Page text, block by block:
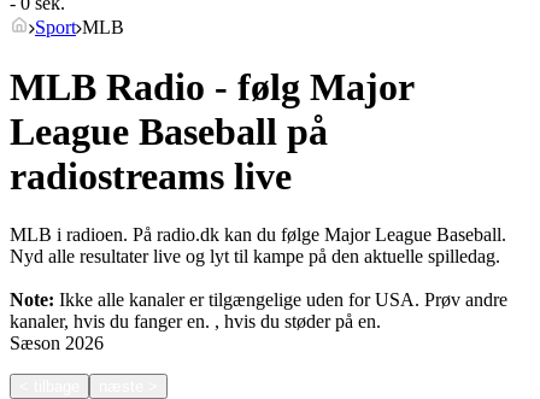
Sport MLB
MLB Radio - følg Major
League Baseball på
radiostreams live
MLB i radioen. På radio.dk kan du følge Major League Baseball.
Nyd alle resultater live og lyt til kampe på den aktuelle spilledag.
Note: Ikke alle kanaler er tilgængelige uden for USA. Prøv andre
kanaler, hvis du fanger en. , hvis du støder på en.
Sæson 2026